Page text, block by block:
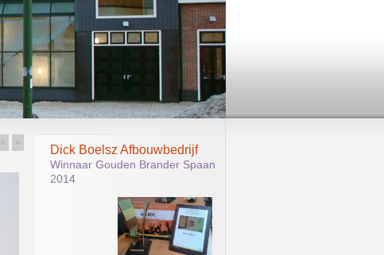
« »
Dick Boelsz Afbouwbedrijf
Winnaar Gouden Brander Spaan
2014